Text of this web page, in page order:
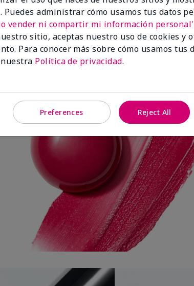
Spark Change
Puedes administrar cómo usamos tus datos
vender ni compartir mi información
sitio, aceptas nuestro uso de cookies y
Para conocer más sobre cómo usamos tus
Política de privacidad.
Preferences Reject All